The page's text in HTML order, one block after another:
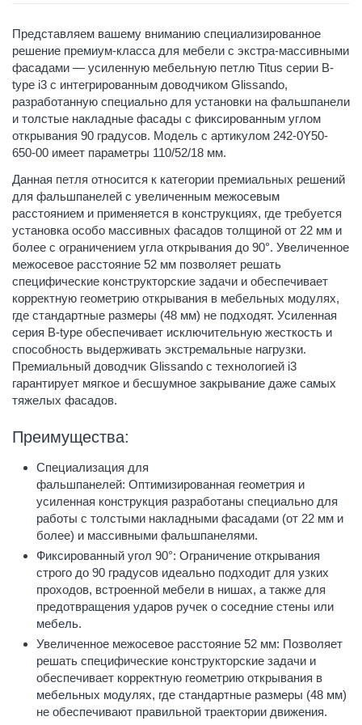
Представляем вашему вниманию специализированное
решение премиум-класса для мебели с экстра-массивными
фасадами — усиленную мебельную петлю Titus серии B-
type i3 с интегрированным доводчиком Glissando,
разработанную специально для установки на фальшпанели
и толстые накладные фасады с фиксированным углом
открывания 90 градусов. Модель с артикулом 242-0Y50-
650-00 имеет параметры 110/52/18 мм.
Данная петля относится к категории премиальных решений
для фальшпанелей с увеличенным межосевым
расстоянием и применяется в конструкциях, где требуется
установка особо массивных фасадов толщиной от 22 мм и
более с ограничением угла открывания до 90°. Увеличенное
межосевое расстояние 52 мм позволяет решать
специфические конструкторские задачи и обеспечивает
корректную геометрию открывания в мебельных модулях,
где стандартные размеры (48 мм) не подходят. Усиленная
серия B-type обеспечивает исключительную жесткость и
способность выдерживать экстремальные нагрузки.
Премиальный доводчик Glissando с технологией i3
гарантирует мягкое и бесшумное закрывание даже самых
тяжелых фасадов.
Преимущества:
Специализация для
фальшпанелей: Оптимизированная геометрия и
усиленная конструкция разработаны специально для
работы с толстыми накладными фасадами (от 22 мм и
более) и массивными фальшпанелями.
Фиксированный угол 90°: Ограничение открывания
строго до 90 градусов идеально подходит для узких
проходов, встроенной мебели в нишах, а также для
предотвращения ударов ручек о соседние стены или
мебель.
Увеличенное межосевое расстояние 52 мм: Позволяет
решать специфические конструкторские задачи и
обеспечивает корректную геометрию открывания в
мебельных модулях, где стандартные размеры (48 мм)
не обеспечивают правильной траектории движения.